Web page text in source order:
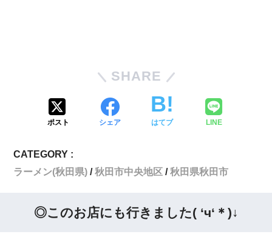
SHARE
ポスト シェア はてブ LINE
CATEGORY :
ラーメン(秋田県)
秋田市中央地区 秋田県秋田市
◎このお店にも行きました( ‘ч‘＊)↓